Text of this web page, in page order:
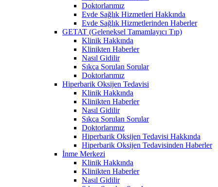
Doktorlarımız
Evde Sağlık Hizmetleri Hakkında
Evde Sağlık Hizmetlerinden Haberler
GETAT (Geleneksel Tamamlayıcı Tıp)
Klinik Hakkında
Klinikten Haberler
Nasıl Gidilir
Sıkça Sorulan Sorular
Doktorlarımız
Hiperbarik Oksijen Tedavisi
Klinik Hakkında
Klinikten Haberler
Nasıl Gidilir
Sıkça Sorulan Sorular
Doktorlarımız
Hiperbarik Oksijen Tedavisi Hakkında
Hiperbarik Oksijen Tedavisinden Haberler
İnme Merkezi
Klinik Hakkında
Klinikten Haberler
Nasıl Gidilir